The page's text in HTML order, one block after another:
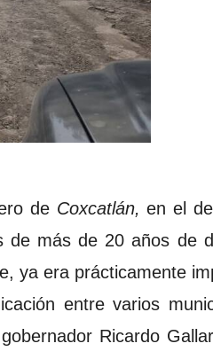
de Coxcatlán, en el
de más de 20 años de
ya era prácticamente
entre varios
Ricardo